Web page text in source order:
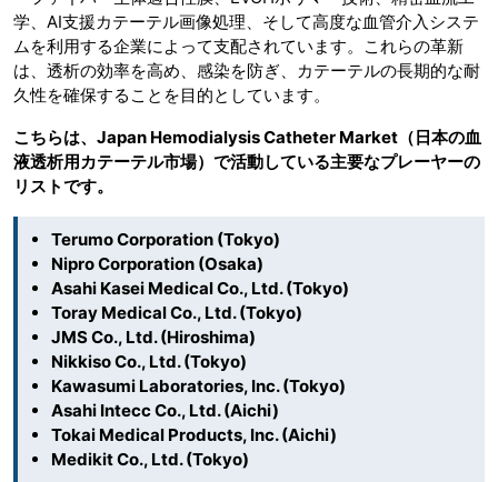
学、AI支援カテーテル画像処理、そして高度な血管介入システ
ムを利用する企業によって支配されています。これらの革新
は、透析の効率を高め、感染を防ぎ、カテーテルの長期的な耐
久性を確保することを目的としています。
こちらは、Japan Hemodialysis Catheter Market（日本の血
液透析用カテーテル市場）で活動している主要なプレーヤーの
リストです。
Terumo Corporation (Tokyo)
Nipro Corporation (Osaka)
Asahi Kasei Medical Co., Ltd. (Tokyo)
Toray Medical Co., Ltd. (Tokyo)
JMS Co., Ltd. (Hiroshima)
Nikkiso Co., Ltd. (Tokyo)
Kawasumi Laboratories, Inc. (Tokyo)
Asahi Intecc Co., Ltd. (Aichi)
Tokai Medical Products, Inc. (Aichi)
Medikit Co., Ltd. (Tokyo)